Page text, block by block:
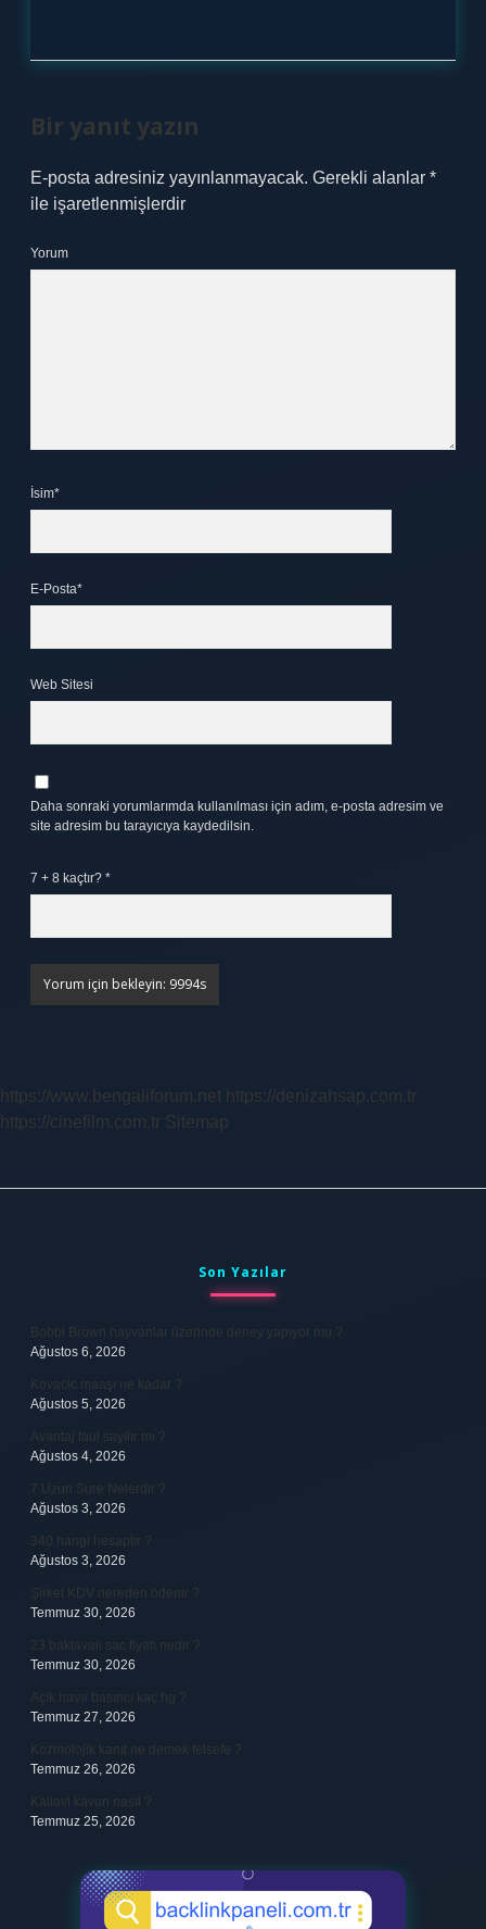
Bir yanıt yazın
E-posta adresiniz yayınlanmayacak. Gerekli alanlar *
ile işaretlenmişlerdir
Yorum
İsim*
E-Posta*
Web Sitesi
Daha sonraki yorumlarımda kullanılması için adım, e-posta adresim ve
site adresim bu tarayıcıya kaydedilsin.
7 + 8 kaçtır? *
https://www.bengaliforum.net https://denizahsap.com.tr
https://cinefilm.com.tr Sitemap
Son Yazılar
Bobbi Brown hayvanlar üzerinde deney yapıyor mu ?
Ağustos 6, 2026
Kovacic maaşı ne kadar ?
Ağustos 5, 2026
Avantaj faul sayılır mı ?
Ağustos 4, 2026
7 Uzun Sure Nelerdir ?
Ağustos 3, 2026
340 hangi hesaptır ?
Ağustos 3, 2026
Şirket KDV nereden ödenir ?
Temmuz 30, 2026
23 baklavalı sac fiyatı nedir ?
Temmuz 30, 2026
Açık hava basıncı kaç hg ?
Temmuz 27, 2026
Kozmolojik kanıt ne demek felsefe ?
Temmuz 26, 2026
Kallavi kavun nasıl ?
Temmuz 25, 2026